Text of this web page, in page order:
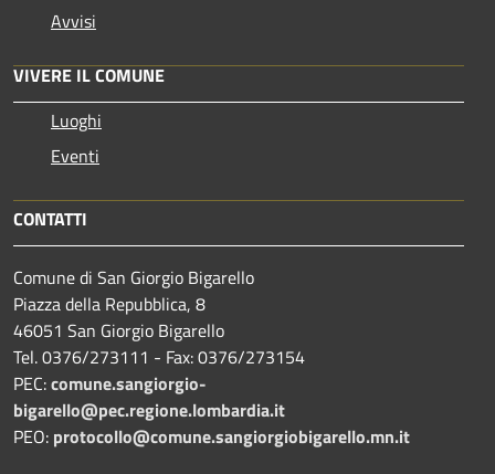
Avvisi
VIVERE IL COMUNE
Luoghi
Eventi
CONTATTI
Comune di San Giorgio Bigarello
Piazza della Repubblica, 8
46051 San Giorgio Bigarello
Tel. 0376/273111 - Fax: 0376/273154
PEC:comune.sangiorgio-
bigarello@pec.regione.lombardia.it
PEO: protocollo@comune.sangiorgiobigarello.mn.it